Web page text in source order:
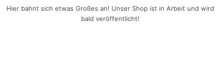
Hier bahnt sich etwas Großes an! Unser Shop ist in Arbeit und wird
bald veröffentlicht!